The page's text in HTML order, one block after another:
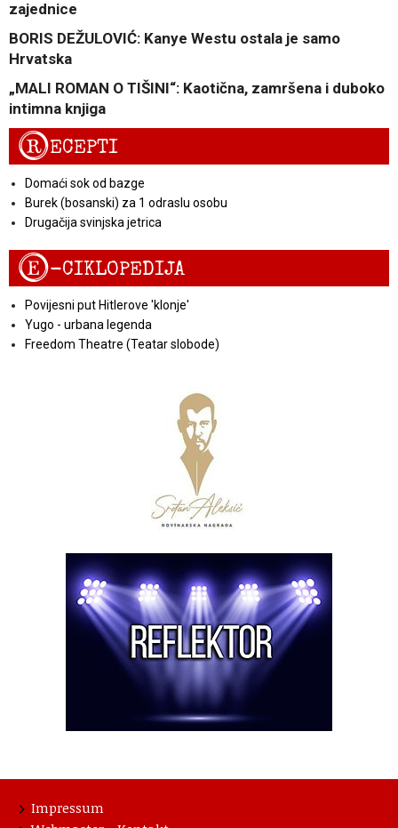
zajednice
BORIS DEŽULOVIĆ: Kanye Westu ostala je samo
Hrvatska
„MALI ROMAN O TIŠINI“: Kaotična, zamršena i duboko
intimna knjiga
RECEPTI
Domaći sok od bazge
Burek (bosanski) za 1 odraslu osobu
Drugačija svinjska jetrica
E-CIKLOPEDIJA
Povijesni put Hitlerove 'klonje'
Yugo - urbana legenda
Freedom Theatre (Teatar slobode)
Impressum